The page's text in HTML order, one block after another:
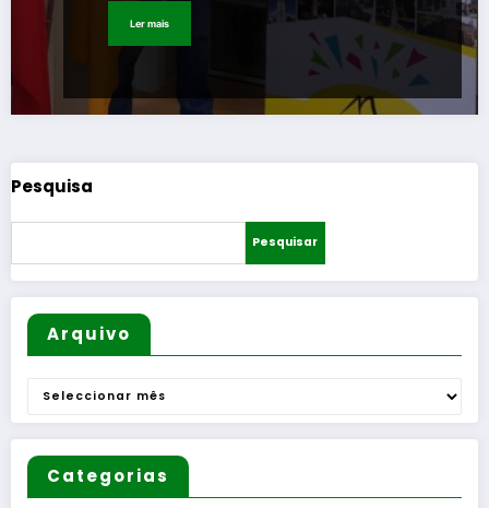
Ler mais
Pesquisa
Pesquisar
Arquivo
Arquivo
Categorias